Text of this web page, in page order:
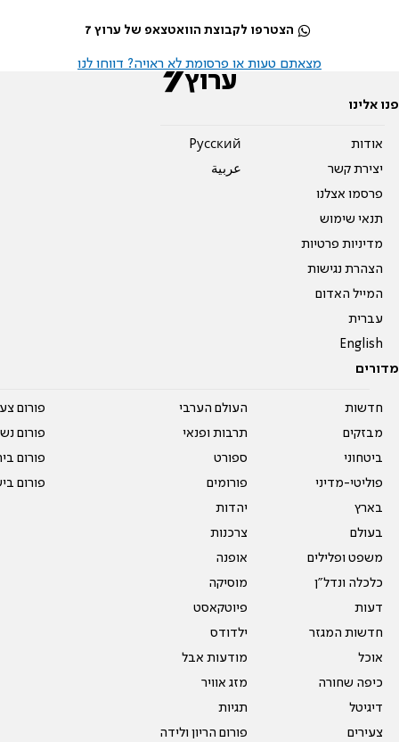
הצטרפו לקבוצת הוואטצאפ של ערוץ 7
מצאתם טעות או פרסומת לא ראויה? דווחו לנו
פנו אלינו
אודות
יצירת קשר
פרסמו אצלנו
תנאי שימוש
מדיניות פרטיות
הצהרת נגישות
המייל האדום
עברית
English
Pусский
عربية
מדורים
חדשות
מבזקים
ביטחוני
פוליטי-מדיני
בארץ
בעולם
משפט ופלילים
כלכלה ונדל"ן
דעות
חדשות המגזר
אוכל
כיפה שחורה
דיגיטל
צעירים
העולם הערבי
תרבות ופנאי
ספורט
פורומים
יהדות
צרכנות
אופנה
מוסיקה
פיוטקאסט
ילדודס
מודעות אבל
מזג אוויר
תגיות
פורום הריון ולידה
פורום
פורום
פורום
פורום